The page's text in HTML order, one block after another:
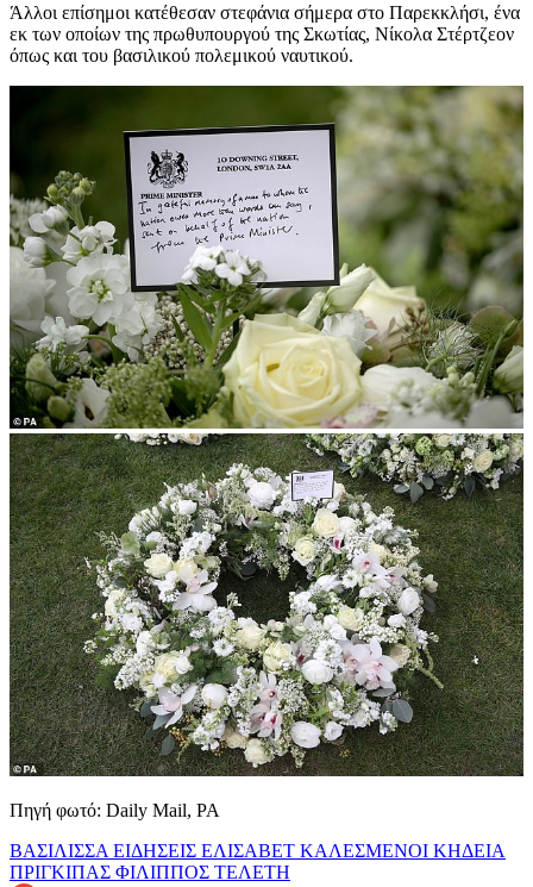
Άλλοι επίσημοι κατέθεσαν στεφάνια σήμερα στο Παρεκκλήσι, ένα
εκ των οποίων της πρωθυπουργού της Σκωτίας, Νίκολα Στέρτζεον
όπως και του βασιλικού πολεμικού ναυτικού.
Πηγή φωτό: Daily Mail, PA
ΒΑΣΙΛΙΣΣΑΕΙΔΗΣΕΙΣ ΕΛΙΣΑΒΕΤ ΚΑΛΕΣΜΕΝΟΙ ΚΗΔΕΙΑ
ΠΡΙΓΚΙΠΑΣ ΦΙΛΙΠΠΟΣ ΤΕΛΕΤΗ